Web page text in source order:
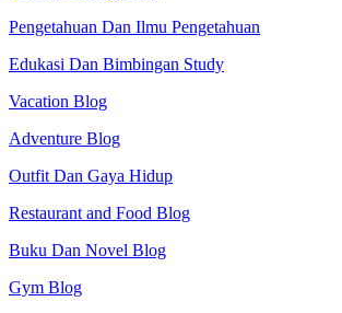
Pengetahuan Dan Ilmu Pengetahuan
Edukasi Dan Bimbingan Study
Vacation Blog
Adventure Blog
Outfit Dan Gaya Hidup
Restaurant and Food Blog
Buku Dan Novel Blog
Gym Blog